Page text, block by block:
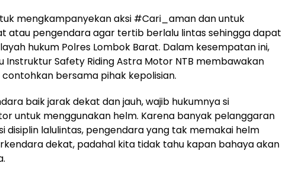
mengkampanyekan aksi #Cari_aman dan untuk
atau pengendara agar tertib berlalu lintas sehingga dapat
hukum Polres Lombok Barat. Dalam kesempatan ini,
Instruktur Safety Riding Astra Motor NTB membawakan
bersama pihak kepolisian.
baik jarak dekat dan jauh, wajib hukumnya si
untuk menggunakan helm. Karena banyak pelanggaran
disiplin lalulintas, pengendara yang tak memakai helm
dekat, padahal kita tidak tahu kapan bahaya akan